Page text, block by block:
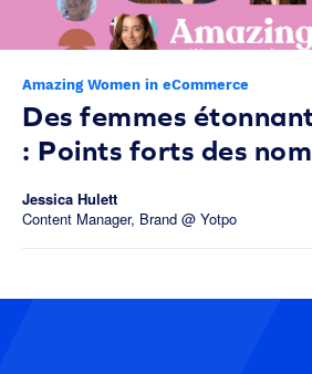
Amazing Women in eCommerce
Des femmes
: Points forts des
Jessica Hulett
Content Manager, Brand @ Yotpo